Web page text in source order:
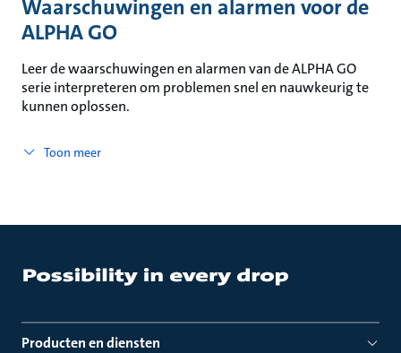
Waarschuwingen en alarmen voor de
ALPHA GO
Leer de waarschuwingen en alarmen van de ALPHA GO
serie interpreteren om problemen snel en nauwkeurig te
kunnen oplossen.
Toon meer
Producten en diensten